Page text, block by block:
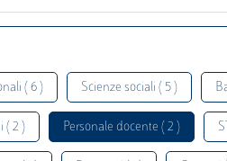
( 6 ) Scienze sociali ( 5 )
( 2 ) Personale docente ( 2 )